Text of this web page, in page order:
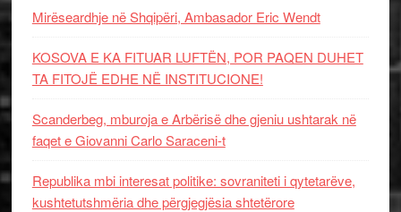
Mirëseardhje në Shqipëri, Ambasador Eric Wendt
KOSOVA E KA FITUAR LUFTËN, POR PAQEN DUHET
TA FITOJË EDHE NË INSTITUCIONE!
Scanderbeg, mburoja e Arbërisë dhe gjeniu ushtarak në
faqet e Giovanni Carlo Saraceni-t
Republika mbi interesat politike: sovraniteti i qytetarëve,
kushtetutshmëria dhe përgjegjësia shtetërore